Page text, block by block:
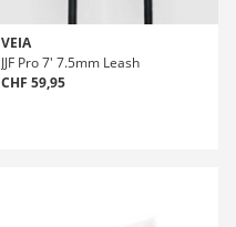
VEIA
JJF Pro 7' 7.5mm Leash
CHF 59,95